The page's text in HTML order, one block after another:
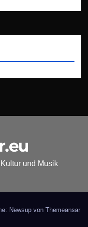
und Musik
Newsup von Themeansar